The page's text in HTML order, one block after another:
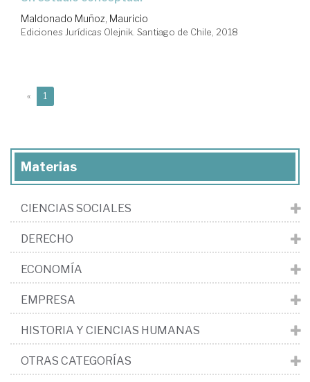
Maldonado Muñoz, Mauricio
Ediciones Jurídicas Olejnik. Santiago de Chile, 2018
« 1
Materias
CIENCIAS SOCIALES
DERECHO
ECONOMÍA
EMPRESA
HISTORIA Y CIENCIAS HUMANAS
OTRAS CATEGORÍAS